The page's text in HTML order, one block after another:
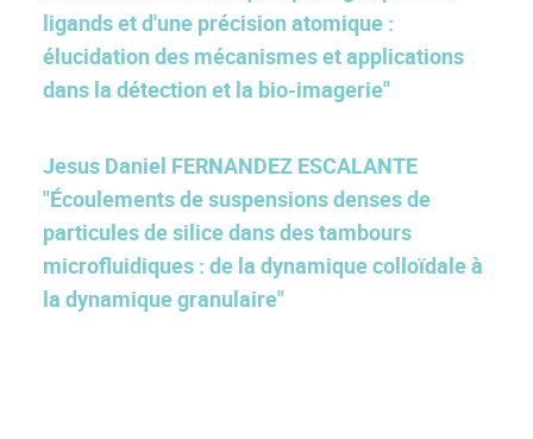
ligands et d'une précision atomique :
élucidation des mécanismes et applications
dans la détection et la bio-imagerie"
Jesus Daniel FERNANDEZ ESCALANTE
"Écoulements de suspensions denses de
particules de silice dans des tambours
microfluidiques : de la dynamique colloïdale à
la dynamique granulaire"